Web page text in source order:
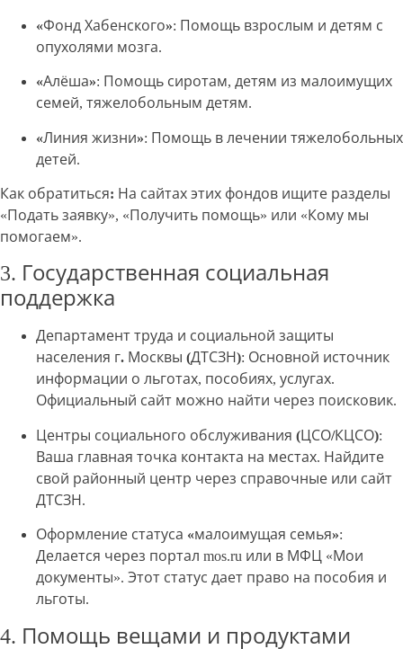
«Фонд Хабенского»: Помощь взрослым и детям с
опухолями мозга.
«Алёша»: Помощь сиротам, детям из малоимущих
семей, тяжелобольным детям.
«Линия жизни»: Помощь в лечении тяжелобольных
детей.
Как обратиться: На сайтах этих фондов ищите разделы
«Подать заявку», «Получить помощь» или «Кому мы
помогаем».
3. Государственная социальная
поддержка
Департамент труда и социальной защиты
населения г. Москвы (ДТСЗН): Основной источник
информации о льготах, пособиях, услугах.
Официальный сайт можно найти через поисковик.
Центры социального обслуживания (ЦСО/КЦСО):
Ваша главная точка контакта на местах. Найдите
свой районный центр через справочные или сайт
ДТСЗН.
Оформление статуса «малоимущая семья»:
Делается через портал mos.ru или в МФЦ «Мои
документы». Этот статус дает право на пособия и
льготы.
4. Помощь вещами и продуктами